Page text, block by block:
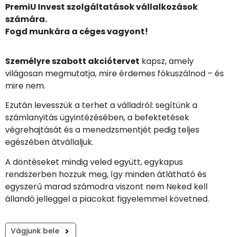
PremiU Investszolgáltatásokvállalkozások
számára.
Fogd munkára a céges vagyont!
Személyre szabott akciótervet kapsz, amely
világosan megmutatja, mire érdemes fókuszálnod – és
mire nem.
Ezután levesszük a terhet a válladról: segítünk a
számlanyitás ügyintézésében, a befektetések
végrehajtását és a menedzsmentjét pedig teljes
egészében átvállaljuk.
A döntéseket mindig veled együtt, egykapus
rendszerben hozzuk meg, így minden átlátható és
egyszerű marad számodra viszont nem Neked kell
állandó jelleggel a piacokat figyelemmel követned.
Vágjunk bele